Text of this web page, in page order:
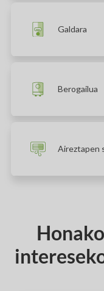
Galdara
Berogailua
Aireztapen